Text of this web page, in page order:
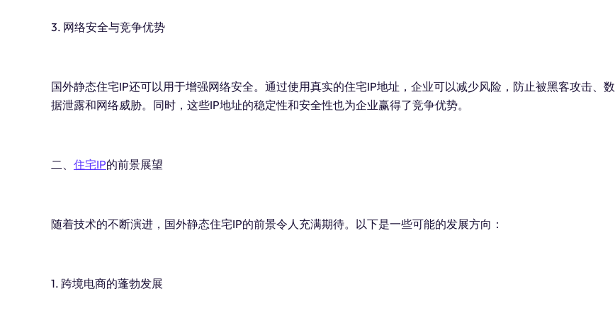
3. 网络安全与竞争优势
国外静态住宅IP还可以用于增强网络安全。通过使用真实的住宅IP地址，企业可以减少风险，防止被黑客攻击、数
据泄露和网络威胁。同时，这些IP地址的稳定性和安全性也为企业赢得了竞争优势。
二、 住宅IP的前景展望
随着技术的不断演进，国外静态住宅IP的前景令人充满期待。以下是一些可能的发展方向：
1. 跨境电商的蓬勃发展